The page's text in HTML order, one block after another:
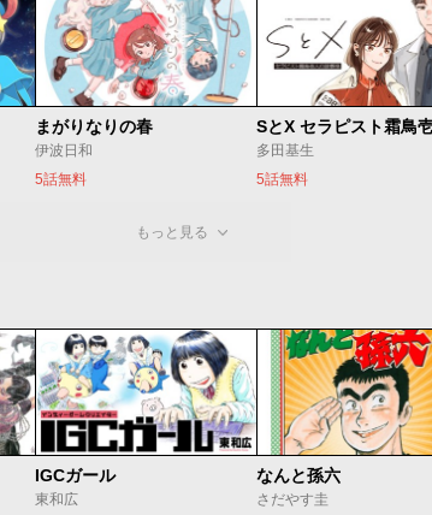
まがりなりの春
伊波日和
5話無料
多田基生
5話無料
もっと見る
IGCガール
東和広
なんと孫六
さだやす圭